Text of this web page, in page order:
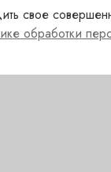
свое
обработки